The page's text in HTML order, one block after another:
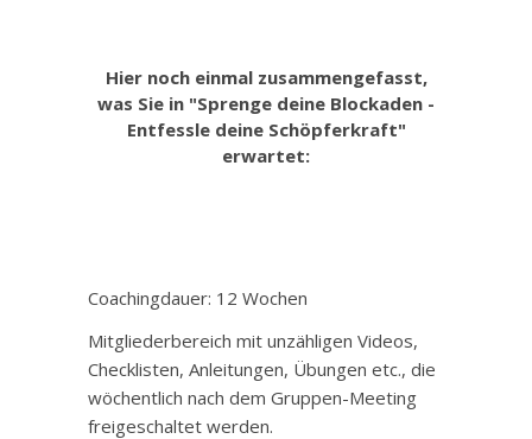
Hier noch einmal zusammengefasst,
was Sie in "Sprenge deine Blockaden -
Entfessle deine Schöpferkraft"
erwartet:
Coachingdauer: 12 Wochen
Mitgliederbereich mit unzähligen Videos,
Checklisten, Anleitungen, Übungen etc., die
wöchentlich nach dem Gruppen-Meeting
freigeschaltet werden.